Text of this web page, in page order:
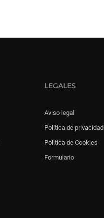
LEGALES
Aviso legal
Política de privacidad
Política de Cookies
Formulario